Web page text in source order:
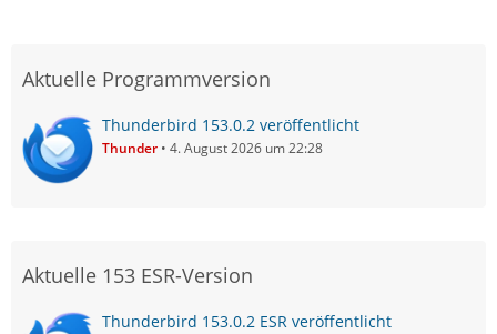
Aktuelle Programmversion
Thunderbird 153.0.2 veröffentlicht
Thunder 4. August 2026 um 22:28
Aktuelle 153 ESR-Version
Thunderbird 153.0.2 ESR veröffentlicht